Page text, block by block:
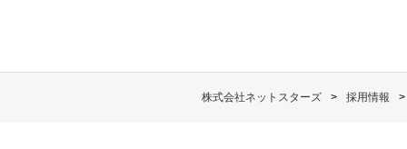
株式会社ネットスターズ 採用情報